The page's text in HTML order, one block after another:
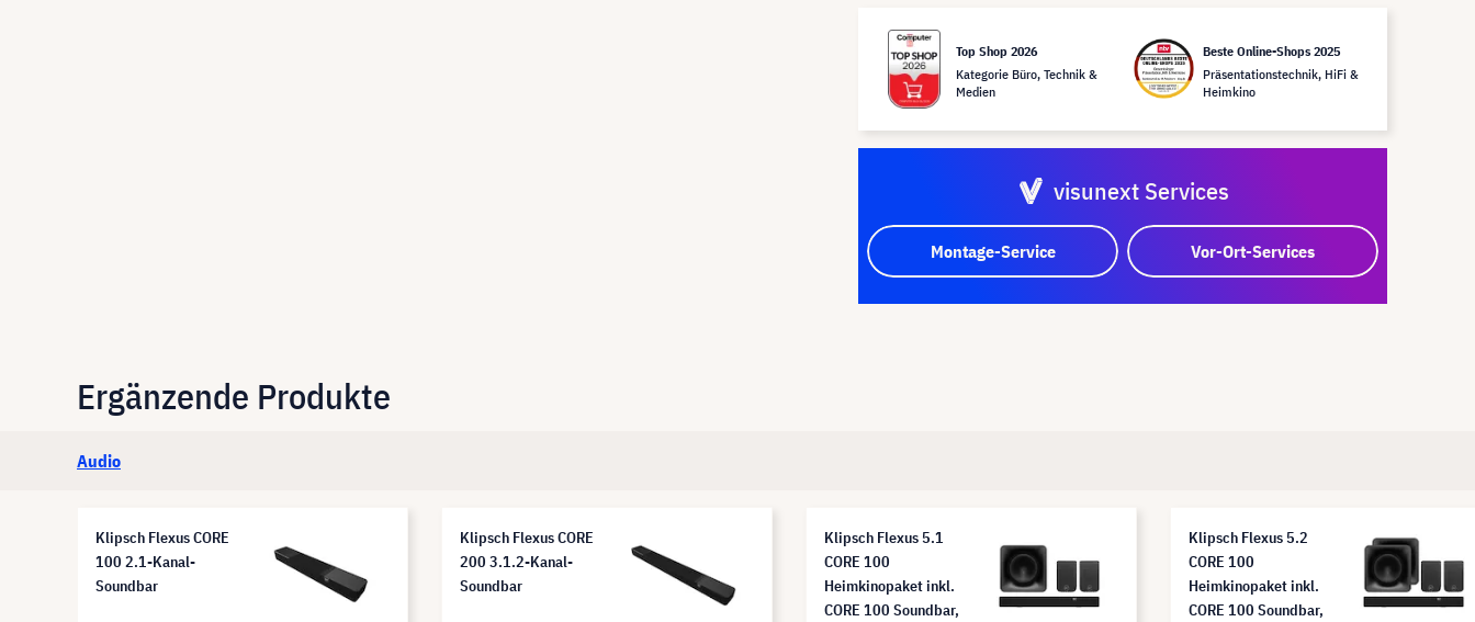
Top Shop 2026
Kategorie Büro, Technik &
Medien
Beste Online-Shops 2025
Präsentationstechnik, HiFi &
Heimkino
visunext Services
Montage-Service Vor-Ort-Services
Ergänzende Produkte
Audio
Klipsch Flexus CORE
100 2.1-Kanal-
Soundbar
Klipsch Flexus CORE
200 3.1.2-Kanal-
Soundbar
Klipsch Flexus 5.1
CORE 100
Heimkinopaket inkl.
CORE 100 Soundbar,
Klipsch Flexus 5.2
CORE 100
Heimkinopaket inkl.
CORE 100 Soundbar,